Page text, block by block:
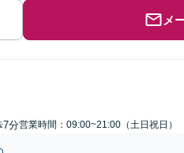
メ
7分営業時間：09:00~21:00（土日祝日）